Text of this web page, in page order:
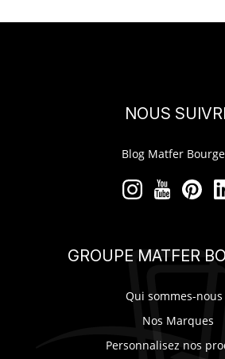
NOUS
Blog Matfer
GROUPE MATFER
Qui sommes-nous
Nos Marques
Personnalisez nos